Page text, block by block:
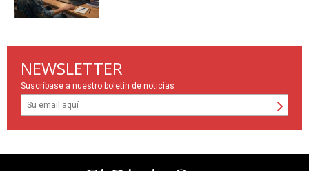
NEWSLETTER
Suscríbase a nuestro boletín de noticias